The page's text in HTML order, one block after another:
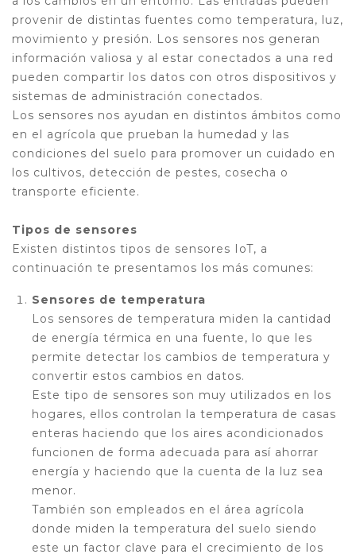
provenir de distintas fuentes como temperatura, luz,
movimiento y presión. Los sensores nos generan
información valiosa y al estar conectados a una red
pueden compartir los datos con otros dispositivos y
sistemas de administración conectados.
Los sensores nos ayudan en distintos ámbitos como
en el agrícola que prueban la humedad y las
condiciones del suelo para promover un cuidado en
los cultivos, detección de pestes, cosecha o
transporte eficiente.
Tipos de sensores
Existen distintos tipos de sensores IoT, a
continuación te presentamos los más comunes:
Sensores de temperatura
Los sensores de temperatura miden la cantidad
de energía térmica en una fuente, lo que les
permite detectar los cambios de temperatura y
convertir estos cambios en datos.
Este tipo de sensores son muy utilizados en los
hogares, ellos controlan la temperatura de casas
enteras haciendo que los aires acondicionados
funcionen de forma adecuada para así ahorrar
energía y haciendo que la cuenta de la luz sea
menor.
También son empleados en el área agrícola
donde miden la temperatura del suelo siendo
este un factor clave para el crecimiento de los